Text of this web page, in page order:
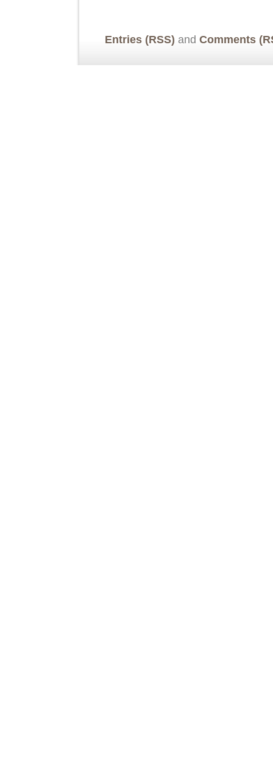
Entries (RSS) and Comments